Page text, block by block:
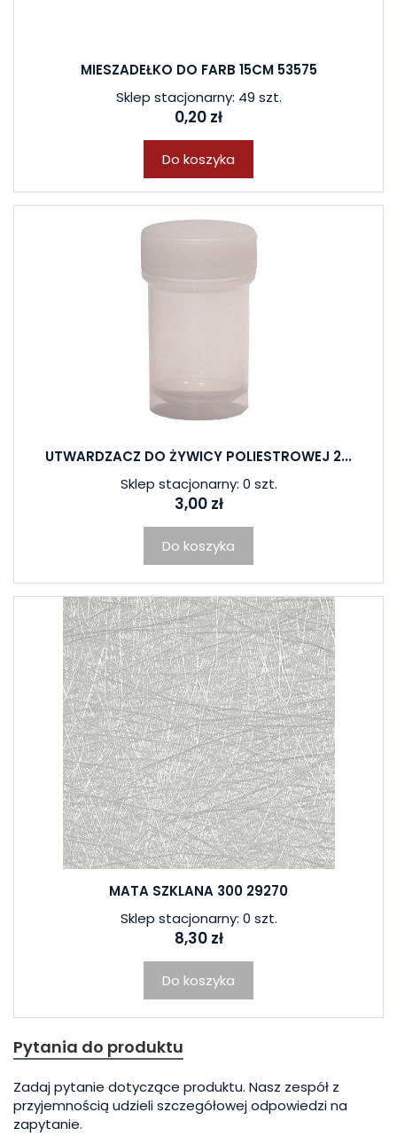
MIESZADEŁKO DO FARB 15CM 53575
Sklep stacjonarny: 49 szt.
0,20 zł
Do koszyka
UTWARDZACZ DO ŻYWICY POLIESTROWEJ 2...
Sklep stacjonarny: 0 szt.
3,00 zł
Do koszyka
MATA SZKLANA 300 29270
Sklep stacjonarny: 0 szt.
8,30 zł
Do koszyka
Pytania do produktu
Zadaj pytanie dotyczące produktu. Nasz zespół z
przyjemnością udzieli szczegółowej odpowiedzi na
zapytanie.